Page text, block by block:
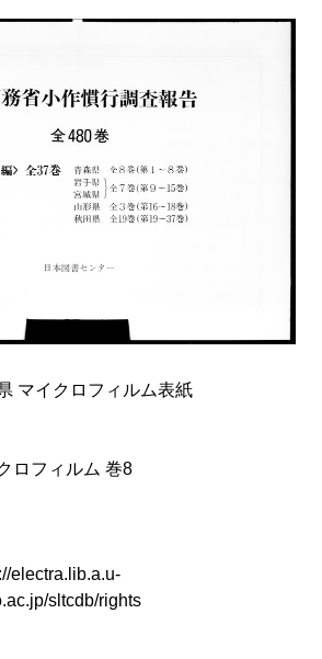
マイクロフィルム表紙
ロフィルム 巻8
electra.lib.a.u-
sltcdb/rights